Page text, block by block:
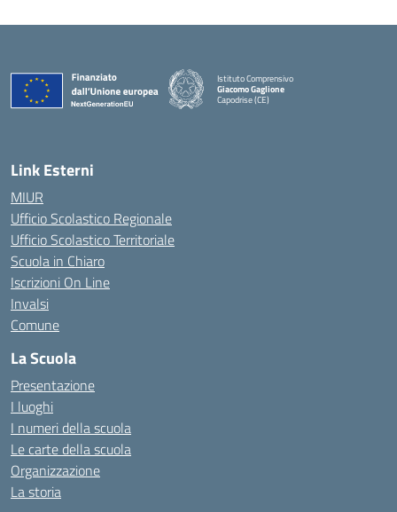
Istituto Comprensivo
Giacomo Gaglione
Capodrise (CE)
— Visita la pagina iniziale della scuola
Link Esterni
MIUR
Ufficio Scolastico Regionale
Ufficio Scolastico Territoriale
Scuola in Chiaro
Iscrizioni On Line
Invalsi
Comune
La Scuola
Presentazione
I luoghi
I numeri della scuola
Le carte della scuola
Organizzazione
La storia